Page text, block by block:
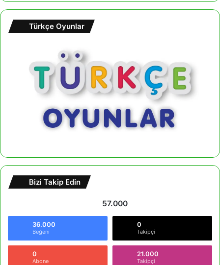
Türkçe Oyunlar
Bizi Takip Edin
57.000
36.000
Beğeni
0
Takipçi
0
Abone
21.000
Takipçi